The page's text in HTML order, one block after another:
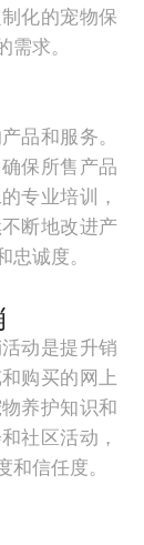
化的宠物保
求。
品和服务。
保所售产品
专业培训，
断地改进产
诚度。
动是提升销
购买的网上
养护知识和
社区活动，
信任度。